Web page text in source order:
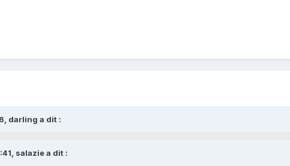
darling a dit :
salazie a dit :